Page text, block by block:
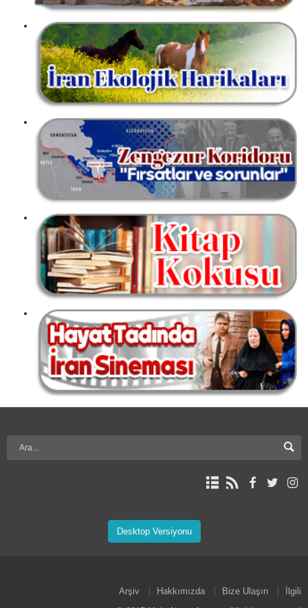
Desktop Versiyonu
Arşiv Hakkımızda Bize Ulaşın
İlgili